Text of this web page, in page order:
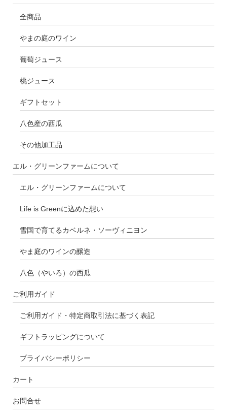
全商品
やまの庭のワイン
葡萄ジュース
桃ジュース
ギフトセット
八色産の西瓜
その他加工品
エル・グリーンファームについて
エル・グリーンファームについて
Life is Greenに込めた想い
雪国で育てるカベルネ・ソーヴィニヨン
やま庭のワインの醸造
八色（やいろ）の西瓜
ご利用ガイド
ご利用ガイド・特定商取引法に基づく表記
ギフトラッピングについて
プライバシーポリシー
カート
お問合せ